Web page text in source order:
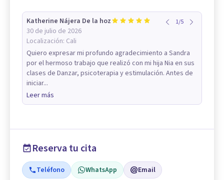
Katherine Nájera De la hoz
30 de julio de 2026
Localización: Cali
1/5
Quiero expresar mi profundo agradecimiento a Sandra
por el hermoso trabajo que realizó con mi hija Nia en sus
clases de Danzar, psicoterapia y estimulación. Antes de
iniciar...
Leer más
Reserva tu cita
Teléfono WhatsApp Email